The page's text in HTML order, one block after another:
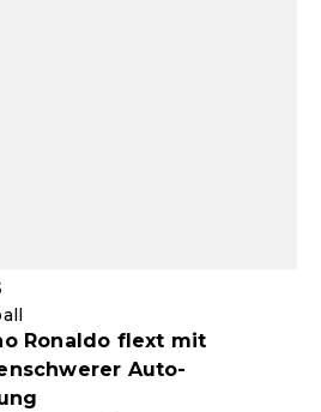
Ronaldo flext mit
Auto-